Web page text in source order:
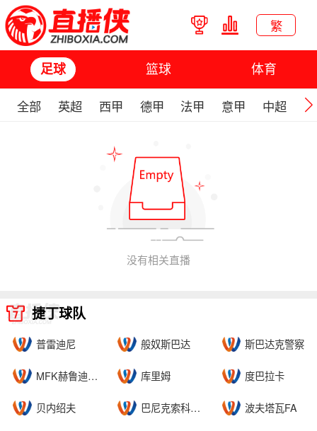
繁
足球 篮球 体育
全部 英超 西甲 德甲 法甲 意甲 中超
没有相关直播
捷丁球队
普雷迪尼 般奴斯巴达 斯巴达克警察
MFK赫鲁迪姆B队 库里姆 度巴拉卡
贝内绍夫 巴尼克索科洛夫 波夫塔瓦FA